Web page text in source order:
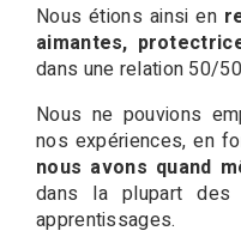
Nous étions ainsi en
aimantes,
dans une relation 50/
Nous ne pouvions
nos expériences, en
nous avons quand
dans la plupart
apprentissages.